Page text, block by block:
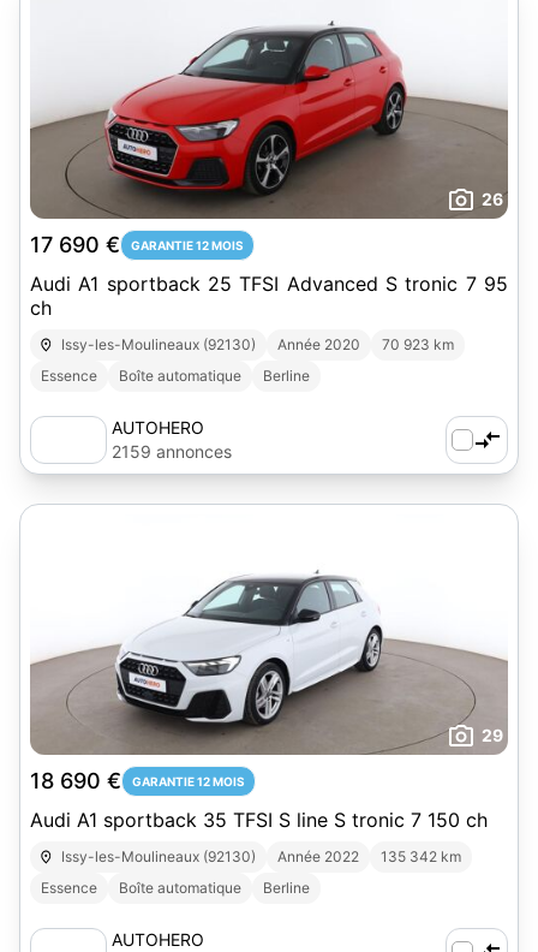
26
17 690 € GARANTIE 12 MOIS
Audi A1 sportback 25 TFSI Advanced S tronic 7 95
ch
Issy-les-Moulineaux (92130) Année 2020
70 923 km
Essence
Boîte automatique Berline
AUTOHERO
2159 annonces
29
18 690 € GARANTIE 12 MOIS
Audi A1 sportback 35 TFSI S line S tronic 7 150 ch
Issy-les-Moulineaux (92130) Année 2022
135 342 km
Essence
Boîte automatique Berline
AUTOHERO